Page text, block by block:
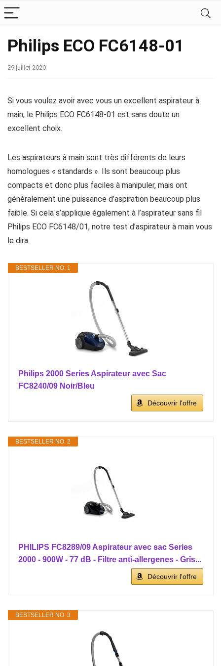
Philips ECO FC6148-01
29 juillet 2020
Si vous voulez avoir avec vous un excellent aspirateur à
main, le Philips ECO FC6148-01 est sans doute un
excellent choix.
Les aspirateurs à main sont très différents de leurs
homologues « standards ». Ils sont beaucoup plus
compacts et donc plus faciles à manipuler, mais ont
généralement une puissance d’aspiration beaucoup plus
faible. Si cela s’applique également à l’aspirateur sans fil
Philips ECO FC6148/01, notre test d’aspirateur à main vous
le dira.
BESTSELLER NO. 1
Philips 2000 Series Aspirateur avec Sac
FC8240/09 Noir/Bleu
Découvrir l'offre
BESTSELLER NO. 2
PHILIPS FC8289/09 Aspirateur avec sac Series
2000 - 900W - 77 dB - Filtre anti-allergenes - Gris...
Découvrir l'offre
BESTSELLER NO. 3